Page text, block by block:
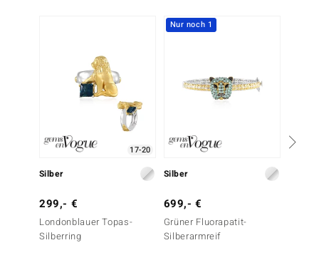
Collection
BY DE MELO
17-20
Silber
299,- €
Londonblauer Topas-
Silberring
Nur noch 1
Silber
699,- €
Grüner Fluorapatit-
Silberarmreif